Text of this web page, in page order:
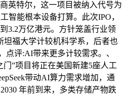
英特尔，这一项目被纳入代号为
智能根本设备打算。此次IPO，
3.2万亿港元。方针笼盖行业领
坦福大学计较机科学系，后者也
点评:AI带来更多计较需求。、
门”项目将正在美国新建5座人工
带动AI算力需求增加，通
年前到来，多类存储产物跌